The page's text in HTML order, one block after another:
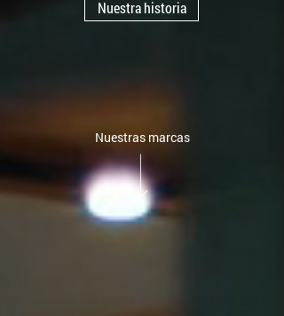
Nuestra historia
Nuestras marcas